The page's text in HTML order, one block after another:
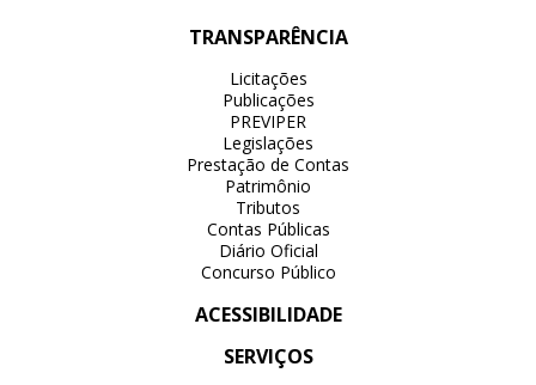
TRANSPARÊNCIA
Licitações
Publicações
PREVIPER
Legislações
Prestação de Contas
Patrimônio
Tributos
Contas Públicas
Diário Oficial
Concurso Público
ACESSIBILIDADE
SERVIÇOS